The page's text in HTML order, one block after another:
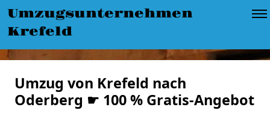
Umzugsunternehmen
Krefeld
Umzug von Krefeld nach
Oderberg ☛ 100 % Gratis-Angebot